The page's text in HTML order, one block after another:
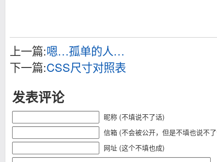
上一篇:嗯…孤单的人…
下一篇:CSS尺寸对照表
发表评论
昵称 (不填说不了话)
信箱 (不会被公开，但是不填也说不
网址 (这个不填也成)